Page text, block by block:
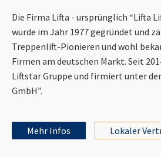
Die Firma Lifta - ursprünglich “Lifta
wurde im Jahr 1977 gegründet und
Treppenlift-Pionieren und wohl
Firmen am deutschen Markt. Seit
Liftstar Gruppe und firmiert unter
GmbH”.
Mehr Infos Lokaler